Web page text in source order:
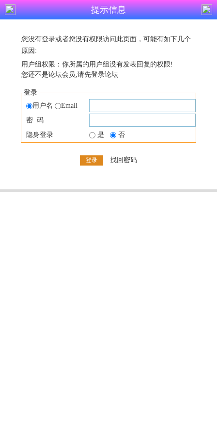
提示信息
您没有登录或者您没有权限访问此页面，可能有如下几个
原因:
用户组权限：你所属的用户组没有发表回复的权限!
您还不是论坛会员,请先登录论坛
登录
用户名
Email
密 码
隐身登录
是 否
找回密码